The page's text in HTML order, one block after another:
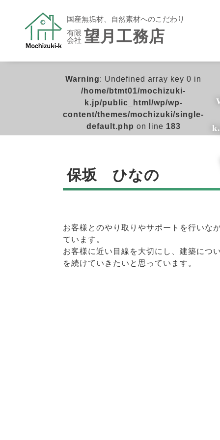
国産無垢材、自然素材へのこだわり
有限
会社 望月工務店
Warning: Undefined array key 0 in
/home/btmt01/mochizuki-
k.jp/public_html/wp/wp-
content/themes/mochizuki/single-
default.php on line 183
保坂 ひなの
お客様とのやり取りやサポートを行いな
ています。
お客様に近い目線を大切にし、建築につ
を続けていきたいと思っています。